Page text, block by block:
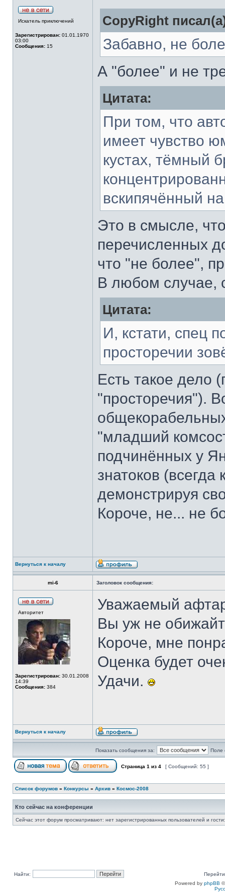
Искатель приключений
Зарегистрирован: 01.01.1970
03:00
Сообщения: 15
CopyRight
Забавно, не
А "более" и не
Цитата:
При том, что
имеет чувство
кустах, тёмный
вскипячённый
Это в смысле,
перечисленных
что "не более",
В любом случае,
Цитата:
И, кстати, спец
просторечии
Есть такое дело
"просторечия").
"младший
подчинённых у
знатоков (всегда
демонстрируя
Короче, не... не
Вернуться к началу
mi-6 Заголовок сообщения:
Авторитет
Зарегистрирован: 30.01.2008
14:39
Сообщения: 384
Уважаемый
Вы уж не
Короче, мне
Оценка будет
Удачи.
Вернуться к началу
Показать сообщения за: Поле
Страница 1 из 4 [ Сообщений: 55 ]
Список форумов » Конкурсы » Архив » Космос-2008
Кто сейчас на конференции
Сейчас этот форум просматривают: нет зарегистрированных пользователей и
Найти:
Powered by phpBB